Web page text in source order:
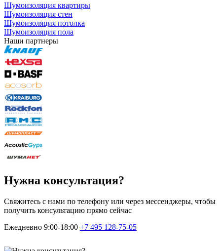
Шумоизоляция квартиры
Шумоизоляция стен
Шумоизоляция потолка
Шумоизоляция пола
Наши партнеры
Нужна консультация?
Свяжитесь с нами по телефону или через мессенджеры, чтобы
получить консультацию прямо сейчас
Ежедневно 9:00-18:00 +7 495 128-75-05